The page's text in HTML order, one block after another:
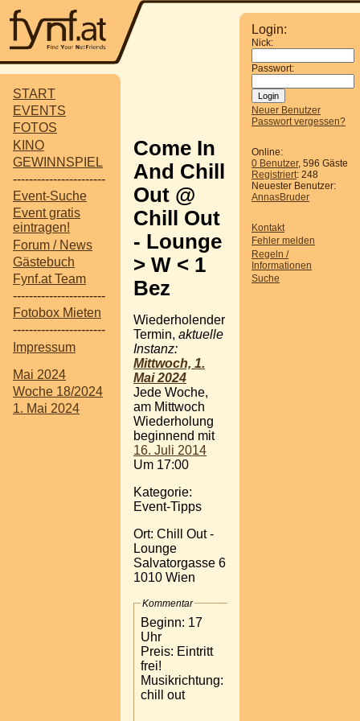
START
EVENTS
FOTOS
KINO
GEWINNSPIEL
-----------------------
Event-Suche
Event gratis
eintragen!
Forum / News
Gästebuch
Fynf.at Team
-----------------------
Fotobox Mieten
-----------------------
Impressum
Mai 2024
Woche 18/2024
1. Mai 2024
Login:
Nick:
Passwort:
Neuer Benutzer
Passwort vergessen?
Online:
0 Benutzer, 596 Gäste
Registriert: 248
Neuester Benutzer:
AnnasBruder
Kontakt
Fehler melden
Regeln /
Informationen
Suche
Come In
And Chill
Out @
Chill Out
- Lounge
> W < 1
Bez
Wiederholender
Termin, aktuelle
Instanz:
Mittwoch, 1.
Mai 2024
Jede Woche,
am Mittwoch
Wiederholung
beginnend mit
16. Juli 2014
Um 17:00
Kategorie:
Event-Tipps
Ort: Chill Out -
Lounge
Salvatorgasse 6
1010 Wien
Kommentar
Beginn: 17
Uhr
Preis: Eintritt
frei!
Musikrichtung:
chill out